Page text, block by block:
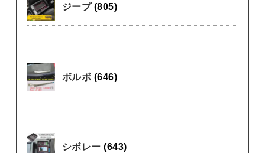
ジープ (805)
ボルボ (646)
シボレー(643)